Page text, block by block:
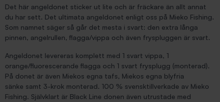
Det här angeldonet sticker ut lite och är fräckare än allt annat
du har sett. Det ultimata angeldonet enligt oss på Mieko Fishing.
Som namnet säger så går det mesta i svart: den extra långa
pinnen, angelrullen, flagga/vippa och även fryspluggen är svart.
Angeldonet levereras komplett med 1 svart vippa, 1
orange/fluorescerande flagga och 1 svart frysplugg (monterad).
På donet är även Miekos egna tafs, Miekos egna blyfria
sänke samt 3-krok monterad. 100 % svensktillverkade av Mieko
Fishing. Självklart är Black Line donen även utrustade med